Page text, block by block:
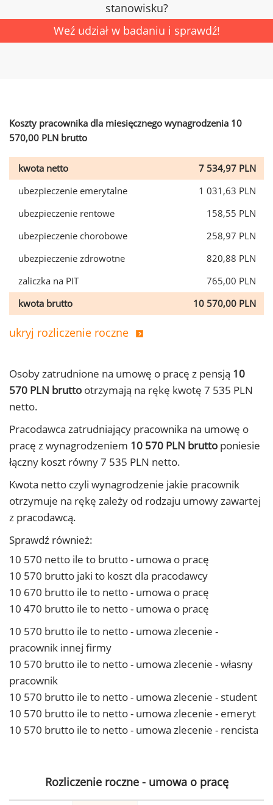
stanowisku?
Weź udział w badaniu i sprawdź!
Koszty pracownika dla miesięcznego wynagrodzenia 10
570,00 PLN brutto
kwota netto
7 534,97 PLN
ubezpieczenie emerytalne
1 031,63 PLN
ubezpieczenie rentowe
158,55 PLN
ubezpieczenie chorobowe
258,97 PLN
ubezpieczenie zdrowotne
820,88 PLN
zaliczka na PIT
765,00 PLN
kwota brutto
10 570,00 PLN
ukryj rozliczenie roczne
Osoby zatrudnione na umowę o pracę z pensją 10
570 PLN brutto otrzymają na rękę kwotę 7 535 PLN
netto.
Pracodawca zatrudniający pracownika na umowę o
pracę z wynagrodzeniem 10 570 PLN brutto poniesie
łączny koszt równy 7 535 PLN netto.
Kwota netto czyli wynagrodzenie jakie pracownik
otrzymuje na rękę zależy od rodzaju umowy zawartej
z pracodawcą.
Sprawdź również:
10 570 netto ile to brutto - umowa o pracę
10 570 brutto jaki to koszt dla pracodawcy
10 670 brutto ile to netto - umowa o pracę
10 470 brutto ile to netto - umowa o pracę
10 570 brutto ile to netto - umowa zlecenie -
pracownik innej firmy
10 570 brutto ile to netto - umowa zlecenie - własny
pracownik
10 570 brutto ile to netto - umowa zlecenie - student
10 570 brutto ile to netto - umowa zlecenie - emeryt
10 570 brutto ile to netto - umowa zlecenie - rencista
Rozliczenie roczne - umowa o pracę